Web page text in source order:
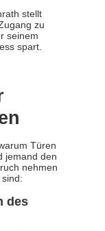
stellt
zu
seinem
spart.
Türen
jemand den
nehmen
des